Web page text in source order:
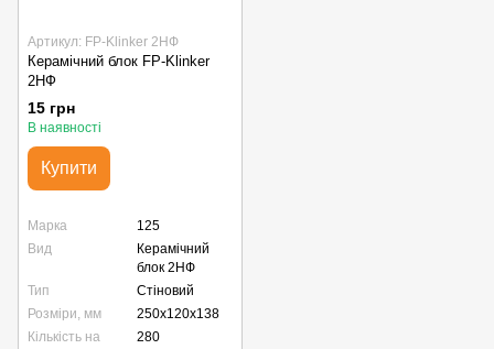
Артикул: FP-Klinker 2НФ
Керамічний блок FP-Klinker
2НФ
15 грн
В наявності
Купити
Марка
125
Вид
Керамічний
блок 2НФ
Тип
Стіновий
Розміри, мм
250х120х138
Кількість на
280